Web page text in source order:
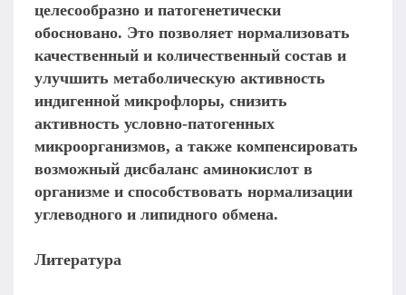
целесообразно и патогенетически
обосновано. Это позволяет нормализовать
качественный и количественный состав и
улучшить метаболическую активность
индигенной микрофлоры, снизить
активность условно-патогенных
микроорганизмов, а также компенсировать
возможный дисбаланс аминокислот в
организме и способствовать нормализации
углеводного и липидного обмена.
Литература